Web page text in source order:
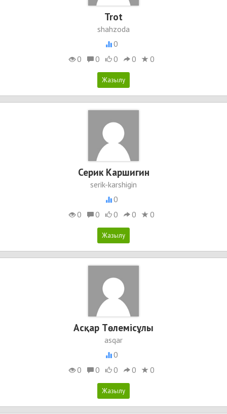
Trot
shahzoda
0
0
0 0 0 0
Серик Каршигин
serik-karshigin
0
0
0 0 0 0
Асқар Төлемісұлы
asqar
0
0
0 0 0 0